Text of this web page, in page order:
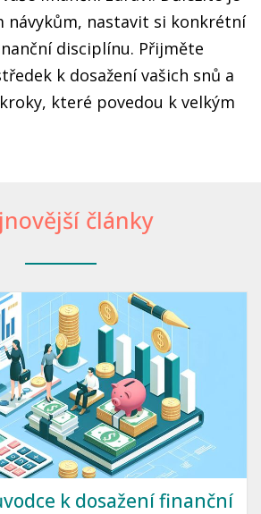
návykům, nastavit si konkrétní
disciplínu. Přijměte
k dosažení vašich snů a
které povedou k velkým
články
k dosažení finanční